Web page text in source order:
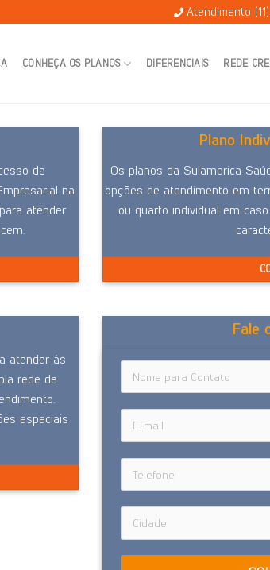
Atendimento
CONHEÇA OS PLANOS DIFERENCIAIS REDE
da
na
atender
Plano
Os planos da Sulamerica
opções de atendimento em
ou quarto individual em
atender às
rede de
especiais
Fale